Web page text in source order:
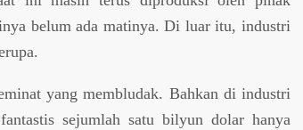
belum ada matinya. Di luar itu, industri
yang membludak. Bahkan di industri
sejumlah satu bilyun dolar hanya